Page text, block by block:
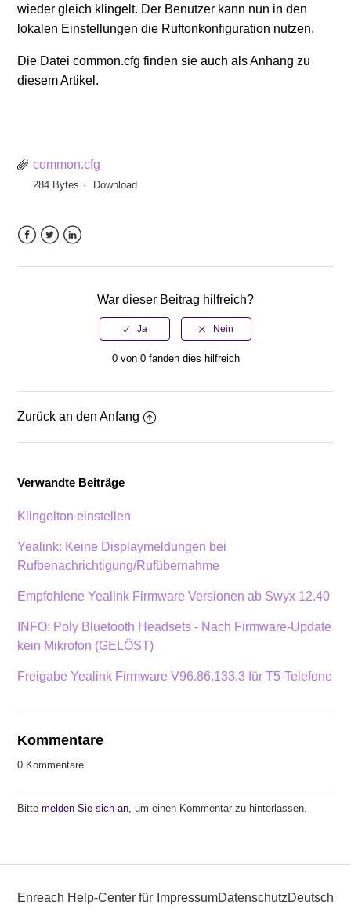
wieder gleich klingelt. Der Benutzer kann nun in den
lokalen Einstellungen die Ruftonkonfiguration nutzen.
Die Datei common.cfg finden sie auch als Anhang zu
diesem Artikel.
common.cfg
284 Bytes Download
War dieser Beitrag hilfreich?
0 von 0 fanden dies hilfreich
Zurück an den Anfang
Verwandte Beiträge
Klingelton einstellen
Yealink: Keine Displaymeldungen bei
Rufbenachrichtigung/Rufübernahme
Empfohlene Yealink Firmware Versionen ab Swyx 12.40
INFO: Poly Bluetooth Headsets - Nach Firmware-Update
kein Mikrofon (GELÖST)
Freigabe Yealink Firmware V96.86.133.3 für T5-Telefone
Kommentare
0 Kommentare
Bittemelden Sie sich an , um einen Kommentar zu hinterlassen.
Enreach Help-Center für ImpressumDatenschutzDeutsch